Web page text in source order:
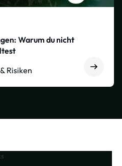
Warum du nicht
Risiken